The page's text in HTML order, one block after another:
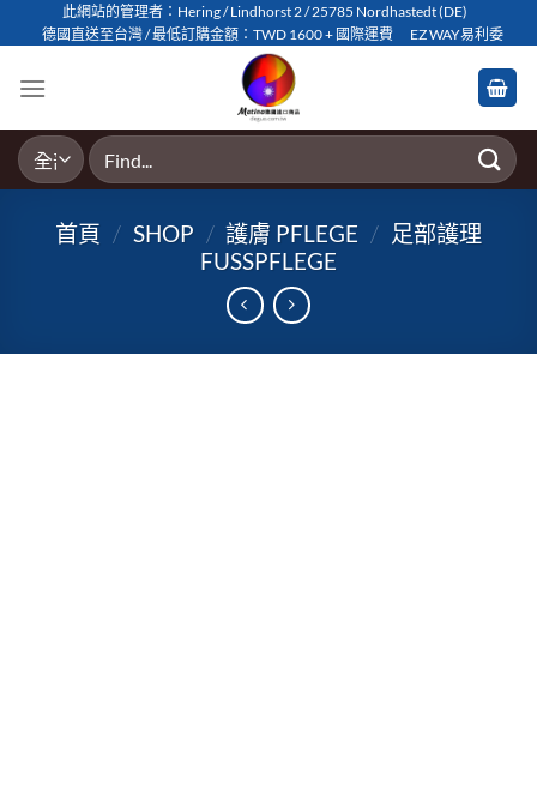
to
此網站的管理者：Hering / Lindhorst 2 / 25785 Nordhastedt (DE)
德國直送至台灣 / 最低訂購金額：TWD 1600 + 國際運費
EZ WAY易利委
搜
尋
鍵
首頁 / SHOP / 護膚 PFLEGE / 足部​護理
FUSSPFLEGE